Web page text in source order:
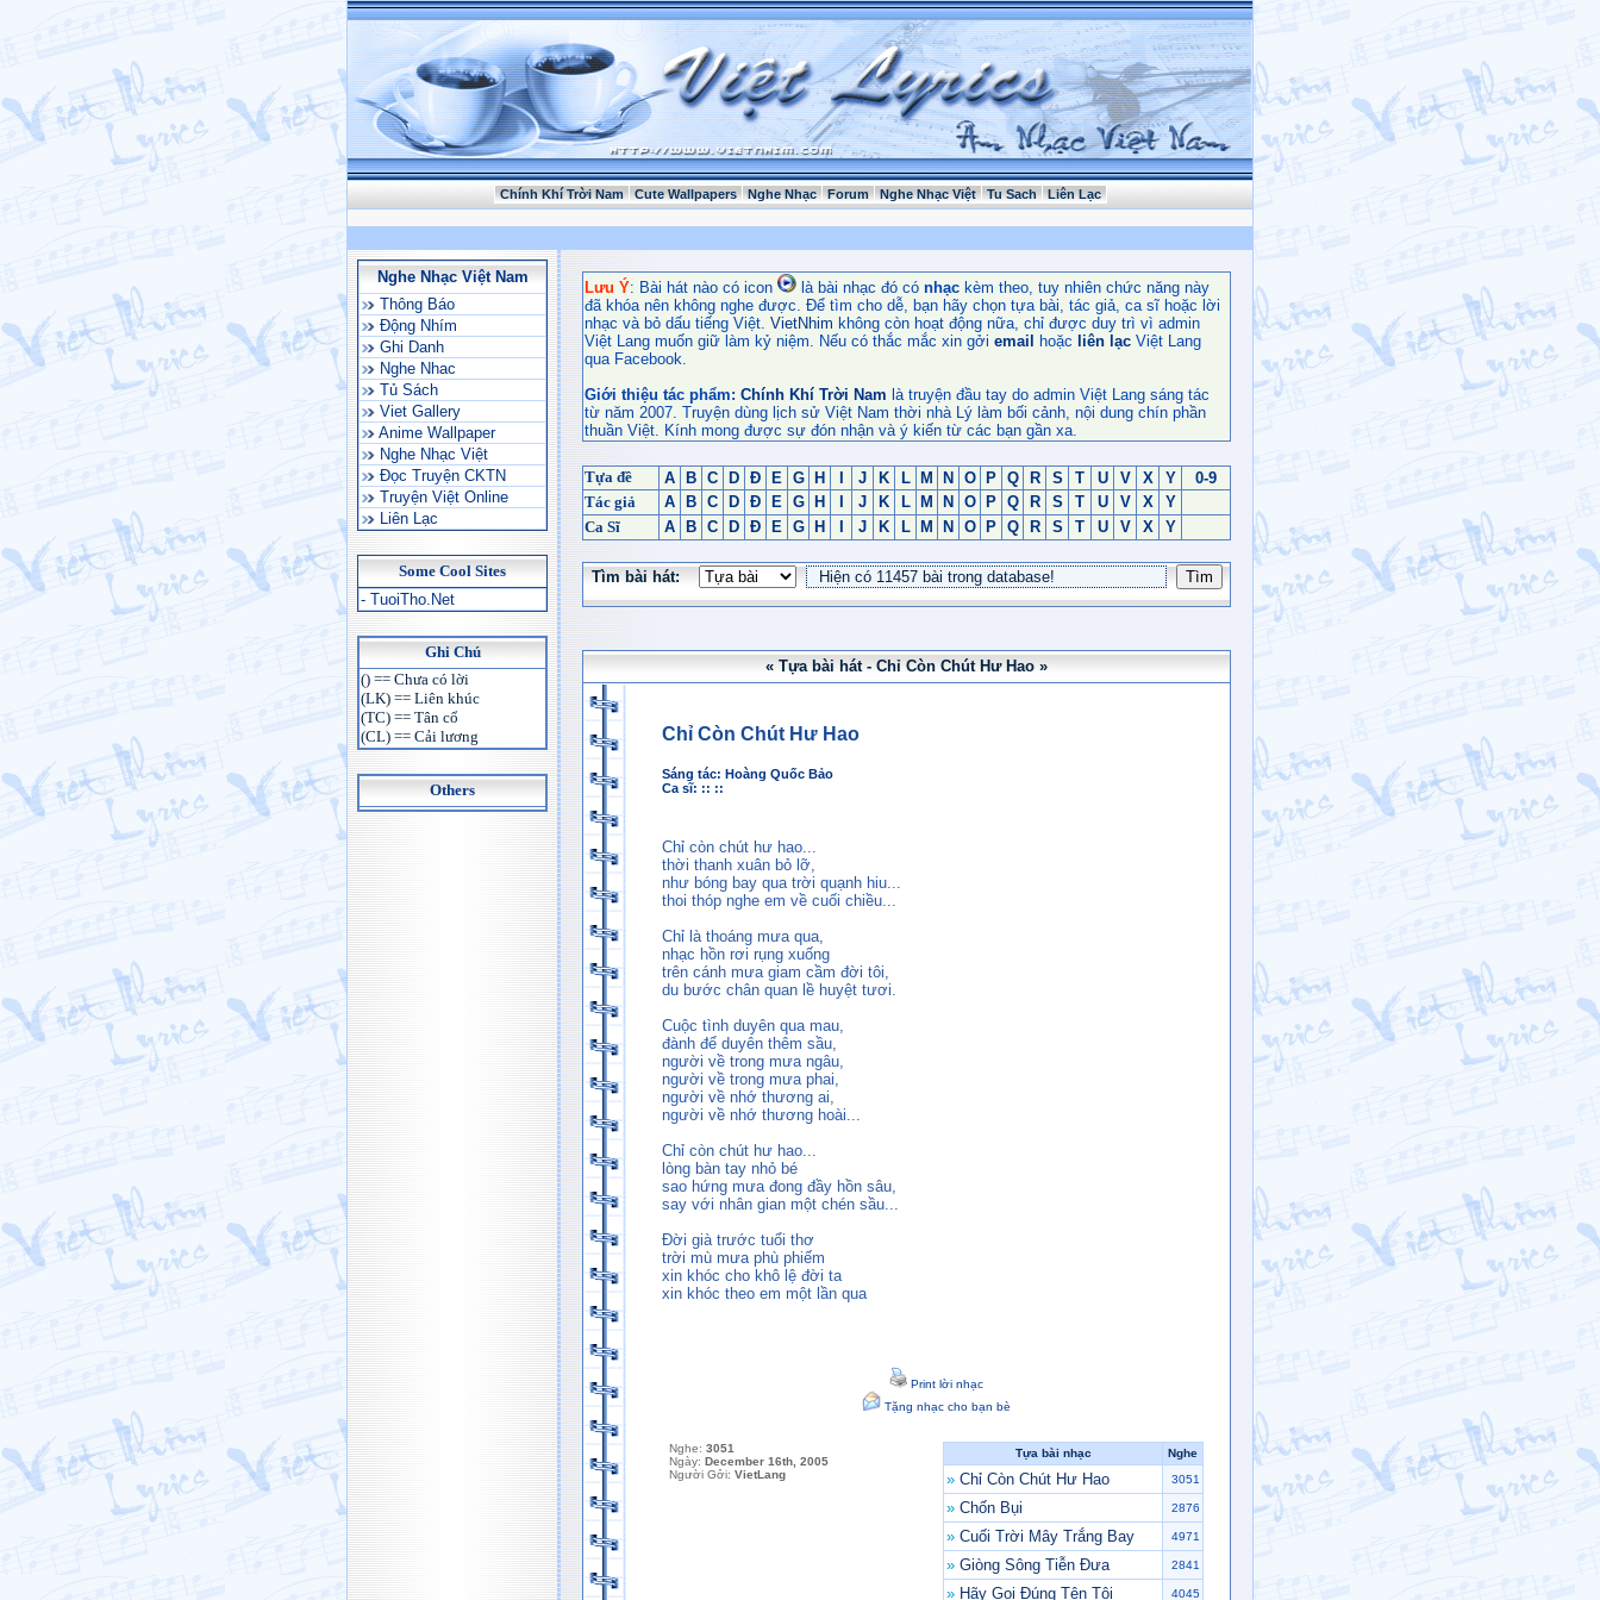
Chính Khí Trời Nam Cute Wallpapers Nghe Nhạc Forum Nghe Nhạc Việt Tu Sach Liên Lạc
Nghe Nhạc Việt Nam
Thông Báo
Động Nhím
Ghi Danh
Nghe Nhac
Tủ Sách
Viet Gallery
Anime Wallpaper
Nghe Nhạc Việt
Đọc Truyện CKTN
Truyện Việt Online
Liên Lạc
Some Cool Sites
- TuoiTho.Net
Ghi Chú
() == Chưa có lời
(LK) == Liên khúc
(TC) == Tân cổ
(CL) == Cải lương
Others
Lưu Ý: Bài hát nào có icon là bài nhạc đó có nhạc kèm theo, tuy nhiên chức năng này
đã khóa nên không nghe được. Để tìm cho dễ, bạn hãy chọn tựa bài, tác giả, ca sĩ hoặc lời
nhạc và bỏ dấu tiếng Việt. VietNhim không còn hoạt động nữa, chỉ được duy trì vì admin
Việt Lang muốn giữ làm kỷ niệm. Nếu có thắc mắc xin gởi email hoặc liên lạc Việt Lang
qua Facebook.
Giới thiệu tác phẩm: Chính Khí Trời Nam là truyện đầu tay do admin Việt Lang sáng tác
từ năm 2007. Truyện dùng lịch sử Việt Nam thời nhà Lý làm bối cảnh, nội dung chín phần
thuần Việt. Kính mong được sự đón nhận và ý kiến từ các bạn gần xa.
Tựa đề A B C D Đ E G H J K L M N O P Q R S T U V X Y
0-9
Tác giả
A B C D Đ E G H J K L M N O P Q R S T U V X
Y
Ca Sĩ
A B C D Đ E G H J K L M N O P Q R S T U V X Y
Tìm bài hát:
« Tựa bài hát - Chỉ Còn Chút Hư Hao »
Chỉ Còn Chút Hư Hao
Sáng tác: Hoàng Quốc Bảo
Ca sĩ: :: ::
Chỉ còn chút hư hao...
thời thanh xuân bỏ lỡ,
như bóng bay qua trời quạnh hiu...
thoi thóp nghe em về cuối chiều...
Chỉ là thoáng mưa qua,
nhạc hồn rơi rụng xuống
trên cánh mưa giam cầm đời tôi,
du bước chân quan lề huyệt tươi.
Cuộc tình duyên qua mau,
đành để duyên thêm sầu,
người về trong mưa ngâu,
người về trong mưa phai,
người về nhớ thương ai,
người về nhớ thương hoài...
Chỉ còn chút hư hao...
lòng bàn tay nhỏ bé
sao hứng mưa đong đầy hồn sâu,
say với nhân gian một chén sầu...
Đời già trước tuổi thơ
trời mù mưa phù phiếm
xin khóc cho khô lệ đời ta
xin khóc theo em một lần qua
Print lời nhạc
Tặng nhạc cho bạn bè
Nghe: 3051
Ngày: December 16th, 2005
Người Gởi: VietLang
Tựa bài nhạc Nghe
» Chỉ Còn Chút Hư Hao 3051
» Chốn Bụi 2876
» Cuối Trời Mây Trắng Bay 4971
» Giòng Sông Tiễn Đưa 2841
» Hãy Gọi Đúng Tên Tôi 4045